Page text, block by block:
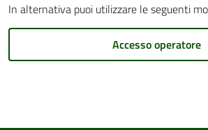
su
In alternativa puoi utilizzare le seguenti
Accesso operatore